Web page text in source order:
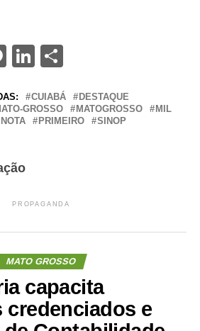
Messenger
LinkedIn
Share
CUIABÁ
DESTAQUE
GROSSO MATOGROSSO
MIL
NOTA PRIMEIRO
SINOP
PROPAGANDA
MATO GROSSO
capacita
credenciados e